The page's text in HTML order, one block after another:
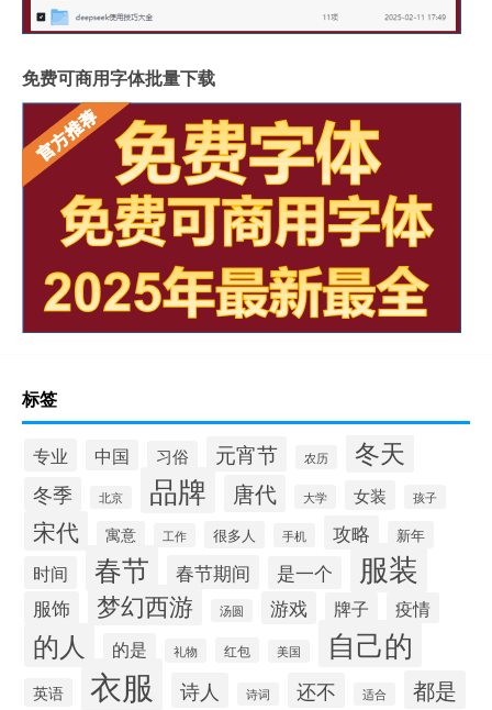
免费可商用字体批量下载
标签
专业 中国 习俗 元宵节 农历 冬天
冬季 北京 品牌 唐代 大学 女装 孩子
宋代 寓意 工作 很多人 手机 攻略 新年
时间 春节 春节期间 是一个 服装
服饰 梦幻西游 汤圆 游戏 牌子 疫情
的人 的是 礼物 红包 美国 自己的
英语 衣服 诗人 诗词 还不 适合 都是